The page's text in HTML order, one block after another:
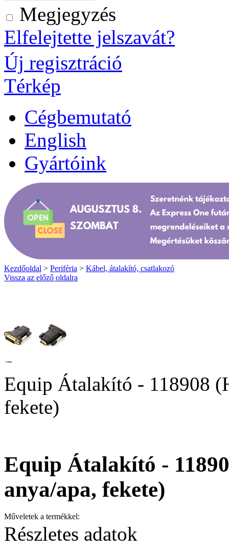
Megjegyzés
Elfelejtette jelszavát?
Új regisztráció
Térkép
Cégbemutató
English
Gyártóink
Kezdőoldal > Periféria > Kábel, átalakító, csatlakozó
Vissza az előző oldalra
Equip Átalakító - 118908
fekete)
Equip Átalakító -
anya/apa, fekete)
Műveletek a termékkel:
Részletes adatok